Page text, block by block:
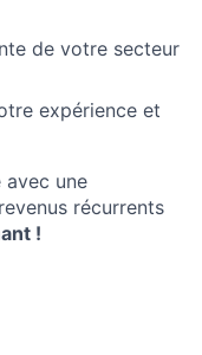
de votre secteur
expérience et
une
récurrents
!